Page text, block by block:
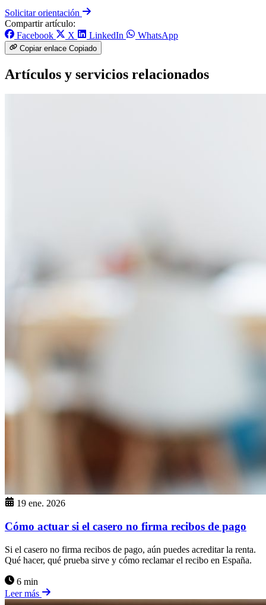
Solicitar orientación
Compartir artículo:
Facebook
X LinkedIn WhatsApp
Copiar enlace Copiado
Artículos y servicios relacionados
19 ene. 2026
Cómo actuar si el casero no firma recibos de pago
Si el casero no firma recibos de pago, aún puedes acreditar la renta.
Qué hacer, qué prueba sirve y cómo reclamar el recibo en España.
6 min
Leer más